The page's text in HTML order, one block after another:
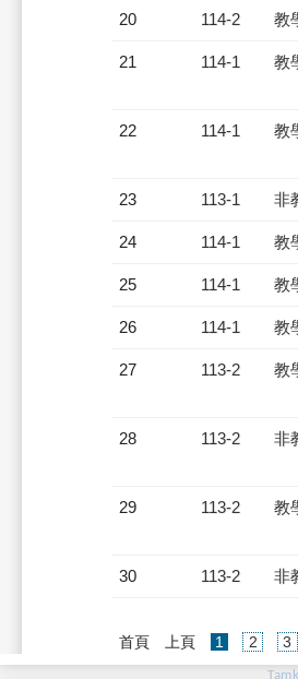
20 114-2 教
21 114-1 教
22 114-1 教
23 113-1 非
24 114-1 教
25 114-1 教
26 114-1 教
27 113-2 教
28 113-2 非
29 113-2 教
30 113-2 非
首頁 上頁 1 (current)
2 3